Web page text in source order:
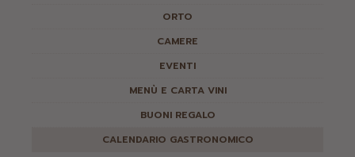
ORTO
CAMERE
EVENTI
MENÙ E CARTA VINI
BUONI REGALO
CALENDARIO GASTRONOMICO